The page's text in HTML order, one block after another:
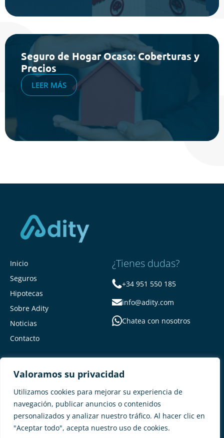
Valoramos su privacidad
Utilizamos cookies para mejorar su experiencia de
navegación, publicar anuncios o contenidos
personalizados y analizar nuestro tráfico. Al hacer clic en
"Aceptar todo", acepta nuestro uso de cookies.
Seguro de Hogar Ocaso: Coberturas y
Precios
LEER MÁS
Inicio
Seguros
Hipotecas
Sobre Adity
Noticias
Contacto
¿Tienes dudas?
+34 951 550 185
info@adity.com
Chatea con nosotros
Adity Seguros – Mapa del Sitio –